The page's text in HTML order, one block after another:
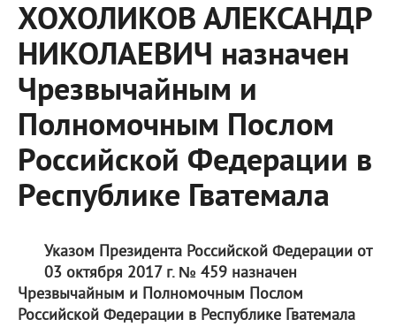
ХОХОЛИКОВ АЛЕКСАНДР
НИКОЛАЕВИЧ назначен
Чрезвычайным и
Полномочным Послом
Российской Федерации в
Республике Гватемала
Указом Президента Российской Федерации от
03 октября 2017 г. № 459 назначен
Чрезвычайным и Полномочным Послом
Российской Федерации в Республике Гватемала